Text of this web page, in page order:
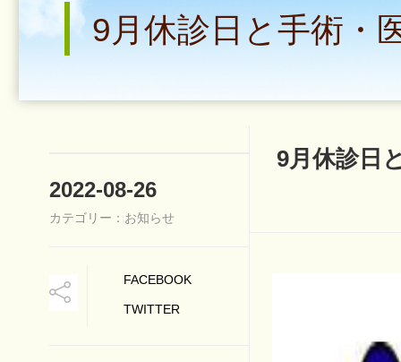
9月休診日と手術・
2022-08-26
カテゴリー：お知らせ
FACEBOOK
TWITTER
9月休診日